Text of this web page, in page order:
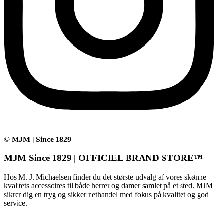
© MJM | Since 1829
MJM Since 1829 | OFFICIEL BRAND STORE™
Hos M. J. Michaelsen finder du det største udvalg af vores skønne
kvalitets accessoires til både herrer og damer samlet på et sted. MJM
sikrer dig en tryg og sikker nethandel med fokus på kvalitet og god
service.